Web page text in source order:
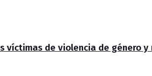
víctimas de violencia de género